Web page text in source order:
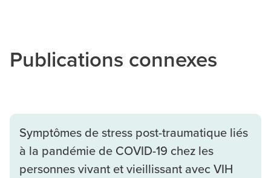
Publications connexes
Symptômes de stress post-traumatique liés
à la pandémie de COVID-19 chez les
personnes vivant et vieillissant avec VIH